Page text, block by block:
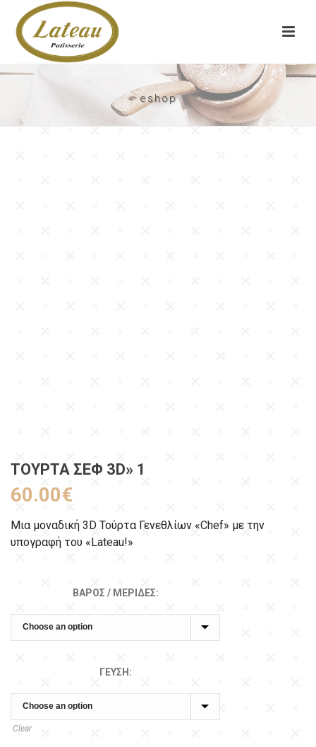
eshop
ΤΟΎΡΤΑ ΣΕΦ 3D» 1
60.00€
Μια μοναδική 3D Τούρτα Γενεθλίων «Chef» με την
υπογραφή του «Lateau!»
ΒΆΡΟΣ / ΜΕΡΊΔΕΣ:
ΓΕΎΣΗ:
Clear